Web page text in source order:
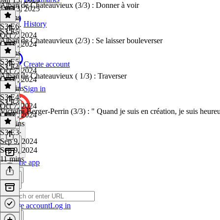
History
Create account
Sign in
Get the app
Create accountLog in
Jan 13, 2025
8 mins
Alban de Chateauvieux (3/3) : Donner à voir
S3 E6·
Oct 7, 2024
Oct 7, 2024
7 mins
S3 E5
Alban de Chateauvieux (2/3) : Se laisser bouleverser
S3 E5·
Oct 7, 2024
Oct 7, 2024
11 mins
S3 E4
Alban de Chateauvieux ( 1/3) : Traverser
S3 E4·
Oct 7, 2024
Oct 7, 2024
12 mins
S3 E3
Victoire Berger-Perrin (3/3) : " Quand je suis en création, je suis
S3 E3·
Sep 9, 2024
Sep 9, 2024
11 mins